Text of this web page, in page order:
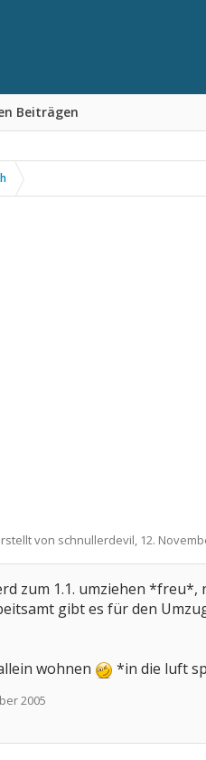
Beiträgen
von schnullerdevil, 12.
zum 1.1. umziehen
gibt es für den
wohnen
*in die luft
2005